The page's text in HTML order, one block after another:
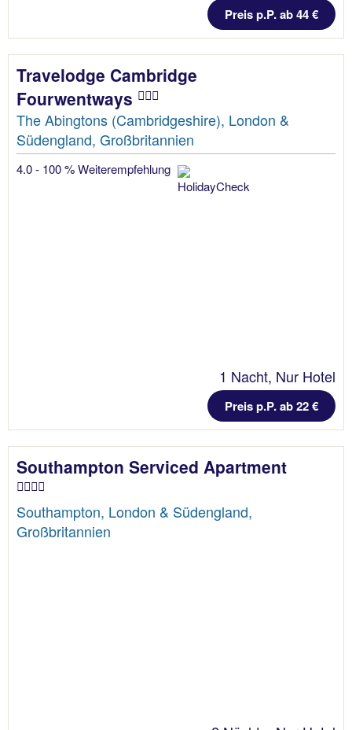
Preis p.P. ab 44 €
Travelodge Cambridge
Fourwentways
The Abingtons (Cambridgeshire), London &
Südengland, Großbritannien
4.0 - 100 % Weiterempfehlung
1 Nacht, Nur Hotel
Preis p.P. ab 22 €
Southampton Serviced Apartment
Southampton, London & Südengland,
Großbritannien